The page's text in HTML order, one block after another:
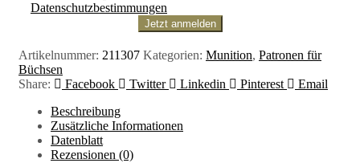
Datenschutzbestimmungen
Artikelnummer: 211307 Kategorien: Munition, Patronen für
Büchsen
Share:
Facebook Twitter Linkedin Pinterest
Email
Beschreibung
Zusätzliche Informationen
Datenblatt
Rezensionen (0)